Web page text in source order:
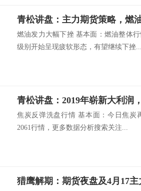
青松讲盘：主力期货策略，燃
燃油发力大幅下挫 基本面：燃油整体
级别开始呈现疲软形态，有望继续下挫
青松讲盘：2019年崭新大利润
焦炭反弹洗盘行情 基本面：今日焦炭
2061行情，更多数据分析搜索关注...
猎鹰解期：期货夜盘及4月17